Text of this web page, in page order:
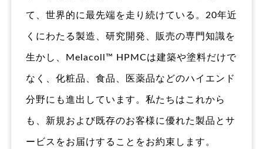
て、世界的に最先端を走り続けている。20年近
くにわたる製造、研究開発、販売の専門知識を
生かし、Melacoll™ HPMCは建築や塗料だけで
なく、化粧品、食品、医薬品などのハイエンド
分野にも進出しています。私たちはこれから
も、新規および既存のお客様に優れた製品とサ
ービスをお届けすることをお約束します。